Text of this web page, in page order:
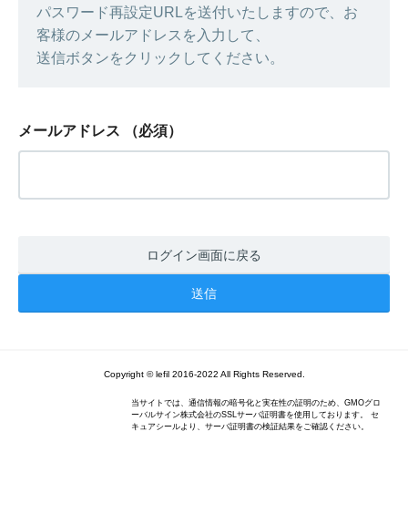
パスワード再設定URLを送付いたしますので、お
客様のメールアドレスを入力して、
送信ボタンをクリックしてください。
メールアドレス （必須）
ログイン画面に戻る
Copyright © lefil 2016-2022 All Rights Reserved.
当サイトでは、通信情報の暗号化と実在性の証明のため、GMOグロ
ーバルサイン株式会社のSSLサーバ証明書を使用しております。 セ
キュアシールより、サーバ証明書の検証結果をご確認ください。